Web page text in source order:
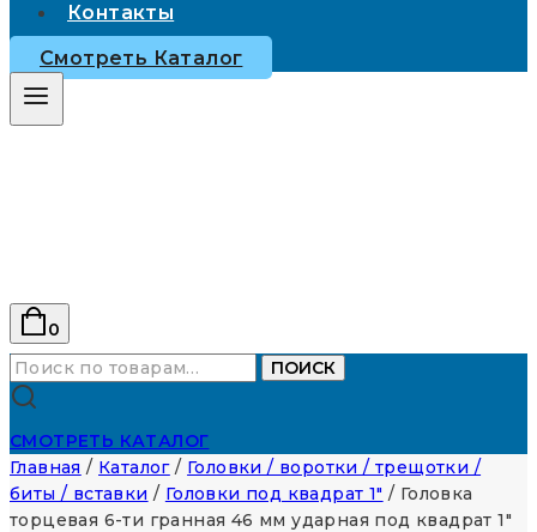
Контакты
Смотреть Каталог
0
Искать:
ПОИСК
СМОТРЕТЬ КАТАЛОГ
Главная / Каталог / Головки / воротки / трещотки /
биты / вставки / Головки под квадрат 1" / Головка
торцевая 6-ти гранная 46 мм ударная под квадрат 1″